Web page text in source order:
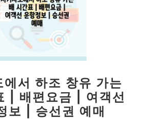
에서 하조 창유 가는
| 배편요금 | 여객선
보 | 승선권 예매